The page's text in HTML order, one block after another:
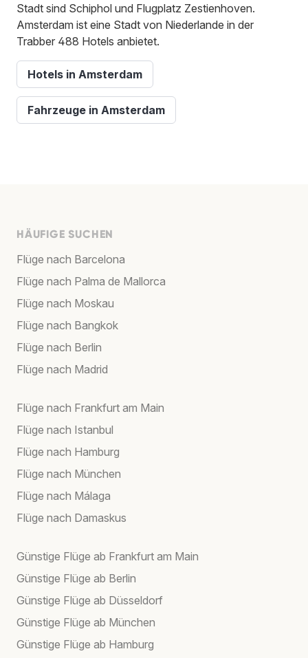
Stadt sind Schiphol und Flugplatz Zestienhoven.
Amsterdam ist eine Stadt von Niederlande in der
Trabber 488 Hotels anbietet.
Hotels in Amsterdam
Fahrzeuge in Amsterdam
HÄUFIGE SUCHEN
Flüge nach Barcelona
Flüge nach Palma de Mallorca
Flüge nach Moskau
Flüge nach Bangkok
Flüge nach Berlin
Flüge nach Madrid
Flüge nach Frankfurt am Main
Flüge nach Istanbul
Flüge nach Hamburg
Flüge nach München
Flüge nach Málaga
Flüge nach Damaskus
Günstige Flüge ab Frankfurt am Main
Günstige Flüge ab Berlin
Günstige Flüge ab Düsseldorf
Günstige Flüge ab München
Günstige Flüge ab Hamburg